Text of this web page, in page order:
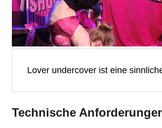
Lover undercover ist eine
Technische